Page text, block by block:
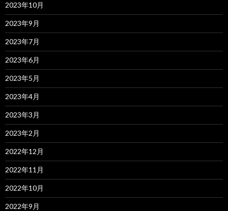
2023年10月
2023年9月
2023年7月
2023年6月
2023年5月
2023年4月
2023年3月
2023年2月
2022年12月
2022年11月
2022年10月
2022年9月